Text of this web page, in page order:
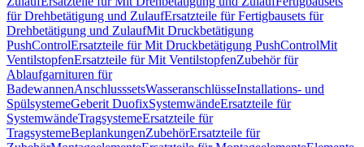
für Drehbetätigung und ZulaufErsatzteile für Fertigbausets für
Drehbetätigung und ZulaufMit Druckbetätigung
PushControlErsatzteile für Mit Druckbetätigung PushControlMit
VentilstopfenErsatzteile für Mit VentilstopfenZubehör für
Ablaufgarnituren für
BadewannenAnschlusssetsWasseranschlüsseInstallations- und
SpülsystemeGeberit DuofixSystemwändeErsatzteile für
SystemwändeTragsystemeErsatzteile für
TragsystemeBeplankungenZubehörErsatzteile für